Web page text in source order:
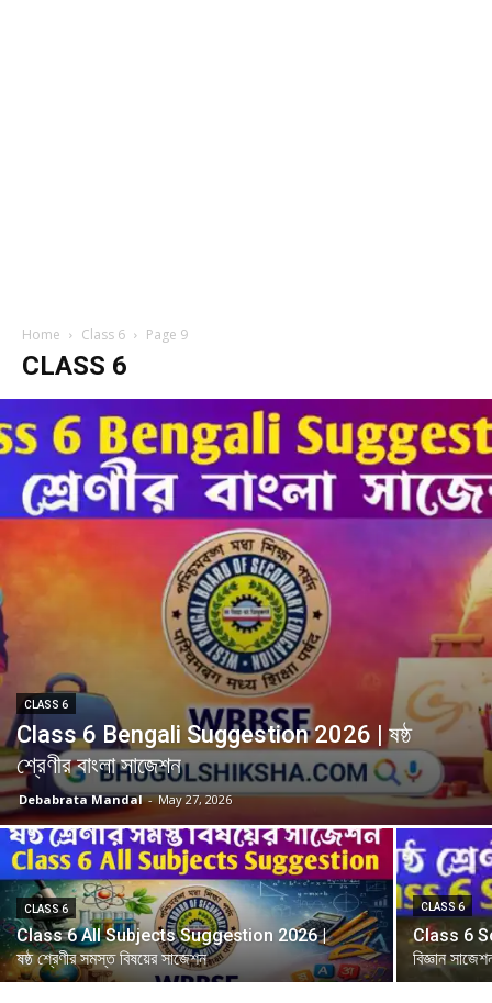
Home Class 6 Page 9
CLASS 6
CLASS 6
Class 6 Bengali Suggestion 2026 | ষষ্ঠ
শ্রেণীর বাংলা সাজেশন
Debabrata Mandal - May 27, 2026
CLASS 6
Class 6 All Subjects Suggestion 2026 |
ষষ্ঠ শ্রেণীর সমস্ত বিষয়ের সাজেশন
CLASS 6
Class 6
বিজ্ঞান